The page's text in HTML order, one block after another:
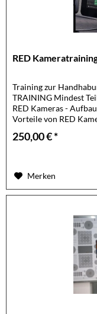
RED
Training zur
TRAINING Mindest
RED Kameras -
Vorteile von RED
250,00 € *
Merken